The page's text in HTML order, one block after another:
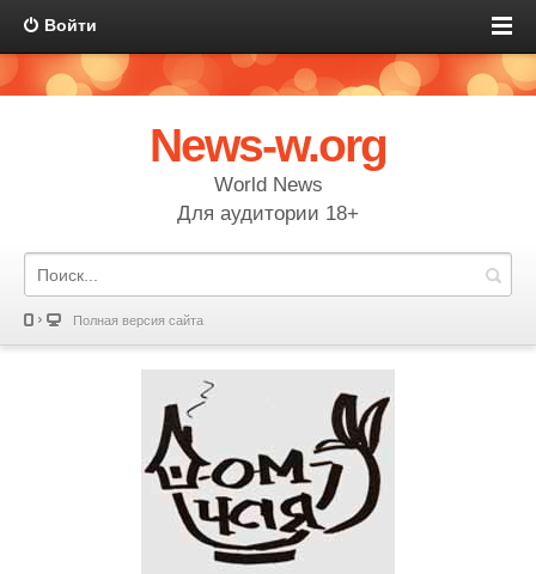
Войти
News-w.org
World News
Для аудитории 18+
Полная версия сайта